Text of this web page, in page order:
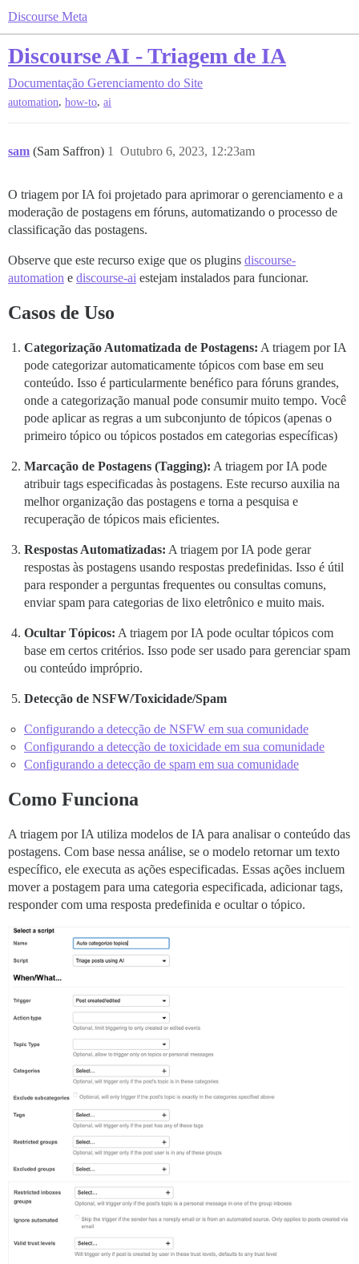
Discourse Meta
Discourse AI - Triagem de IA
Documentação Gerenciamento do Site
automation, how-to, ai
sam (Sam Saffron) Outubro 6, 2023, 12:23am
1
O triagem por IA foi projetado para aprimorar o gerenciamento e a
moderação de postagens em fóruns, automatizando o processo de
classificação das postagens.
Observe que este recurso exige que os plugins discourse-
automation e discourse-ai estejam instalados para funcionar.
Casos de Uso
Categorização Automatizada de Postagens: A triagem por IA
pode categorizar automaticamente tópicos com base em seu
conteúdo. Isso é particularmente benéfico para fóruns grandes,
onde a categorização manual pode consumir muito tempo. Você
pode aplicar as regras a um subconjunto de tópicos (apenas o
primeiro tópico ou tópicos postados em categorias específicas)
Marcação de Postagens (Tagging): A triagem por IA pode
atribuir tags especificadas às postagens. Este recurso auxilia na
melhor organização das postagens e torna a pesquisa e
recuperação de tópicos mais eficientes.
Respostas Automatizadas: A triagem por IA pode gerar
respostas às postagens usando respostas predefinidas. Isso é útil
para responder a perguntas frequentes ou consultas comuns,
enviar spam para categorias de lixo eletrônico e muito mais.
Ocultar Tópicos: A triagem por IA pode ocultar tópicos com
base em certos critérios. Isso pode ser usado para gerenciar spam
ou conteúdo impróprio.
Detecção de NSFW/Toxicidade/Spam
Configurando a detecção de NSFW em sua comunidade
Configurando a detecção de toxicidade em sua comunidade
Configurando a detecção de spam em sua comunidade
Como Funciona
A triagem por IA utiliza modelos de IA para analisar o conteúdo das
postagens. Com base nessa análise, se o modelo retornar um texto
específico, ele executa as ações especificadas. Essas ações incluem
mover a postagem para uma categoria especificada, adicionar tags,
responder com uma resposta predefinida e ocultar o tópico.